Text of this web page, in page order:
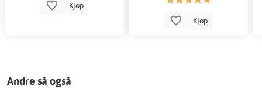
Kjøp
Kjøp
Andre så også